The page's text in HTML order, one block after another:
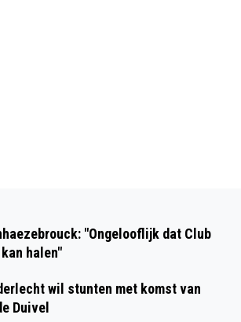
"Ongelooflijk dat Club
halen"
wil stunten met komst van
Duivel